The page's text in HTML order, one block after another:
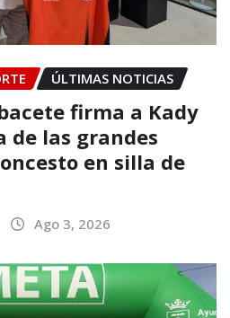
ÚLTIMAS NOTICIAS
firma a Kady
de las grandes
en silla de
Ago 3, 2026